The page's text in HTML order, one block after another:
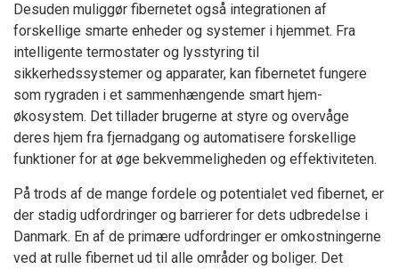
Desuden muliggør fibernetet også integrationen af
forskellige smarte enheder og systemer i hjemmet. Fra
intelligente termostater og lysstyring til
sikkerhedssystemer og apparater, kan fibernetet fungere
som rygraden i et sammenhængende smart hjem-
økosystem. Det tillader brugerne at styre og overvåge
deres hjem fra fjernadgang og automatisere forskellige
funktioner for at øge bekvemmeligheden og effektiviteten.
På trods af de mange fordele og potentialet ved fibernet, er
der stadig udfordringer og barrierer for dets udbredelse i
Danmark. En af de primære udfordringer er omkostningerne
ved at rulle fibernet ud til alle områder og boliger. Det